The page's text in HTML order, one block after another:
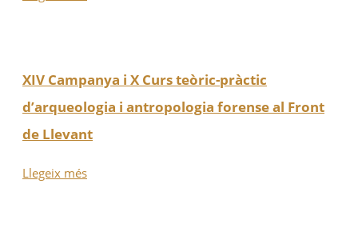
XIV Campanya i X Curs teòric-pràctic
d’arqueologia i antropologia forense al Front
de Llevant
Llegeix més